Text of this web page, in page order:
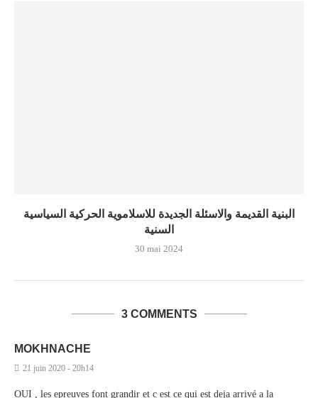
البنية القديمة والاسئلة الجديدة للاسلاموية الحركية السياسية
السنية
30 mai 2024
3 COMMENTS
MOKHNACHE
21 juin 2020 - 20h14
OUI , les epreuves font grandir et c est ce qui est deja arrivé a la